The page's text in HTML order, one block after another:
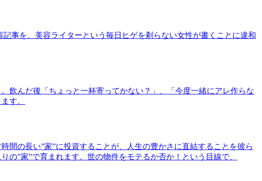
事を、美容ライターという毎日ヒゲを剃らない女性が書くことに違和
飲んだ後「ちょっと一杯寄ってかない？」、「今度一緒にアレ作らな
す。
間の長い”家”に投資することが、人生の豊かさに直結することを彼ら
”家”で育まれます。世の物件をモテるか否か！という目線で、